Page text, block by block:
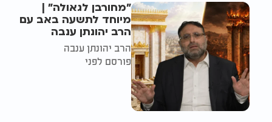
"מחורבן לגאולה" |
מיוחד לתשעה באב עם
הרב יהונתן ענבה
הרב יהונתן ענבה
פורסם לפני